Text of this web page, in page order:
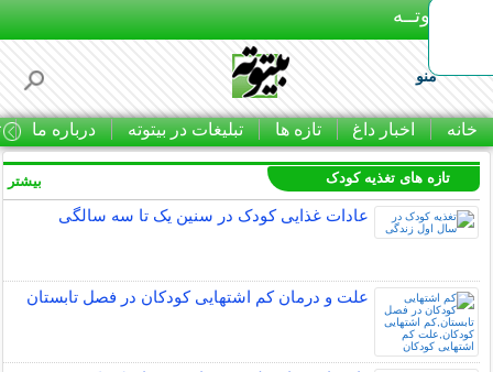
بـیتوتــه
منو
خانه اخبار داغ تازه ها تبلیغات در بیتوته درباره ما
تازه های تغذیه کودک
عادات غذایی کودک در سنین یک تا سه سالگی
علت و درمان کم اشتهایی کودکان در فصل تابستان
بیشتر